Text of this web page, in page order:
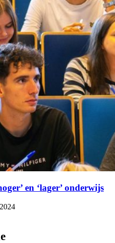
en ‘lager’ onderwijs